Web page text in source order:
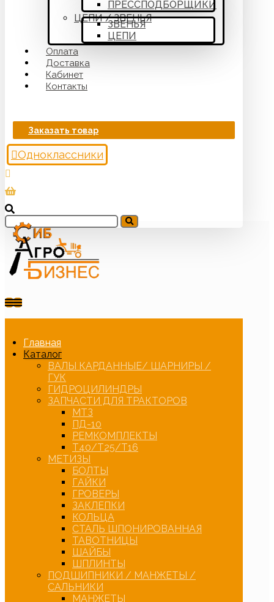
ПРЕССПОДБОРЩИКИ
ЦЕПИ / ЗВЕНЬЯ
ЗВЕНЬЯ
ЦЕПИ
Оплата
Доставка
Кабинет
Контакты
Заказать товар
Одноклассники
Главная
Каталог
ВАЛЫ КАРДАННЫЕ/ ШАРНИРЫ /
ГУК
ГИДРОЦИЛИНДРЫ
ЗАПЧАСТИ ДЛЯ ТРАКТОРОВ
МТЗ
ПД-10
РЕМКОМПЛЕКТЫ
Т40/Т25/Т16
МЕТИЗЫ
БОЛТЫ
ГАЙКИ
ГРОВЕРЫ
ЗАКЛЕПКИ
КОЛЬЦА
СТАЛЬ ШПОНИРОВАННАЯ
ТАВОТНИЦЫ
ШАЙБЫ
ШПЛИНТЫ
ПОДШИПНИКИ / МАНЖЕТЫ /
САЛЬНИКИ
МАНЖЕТЫ